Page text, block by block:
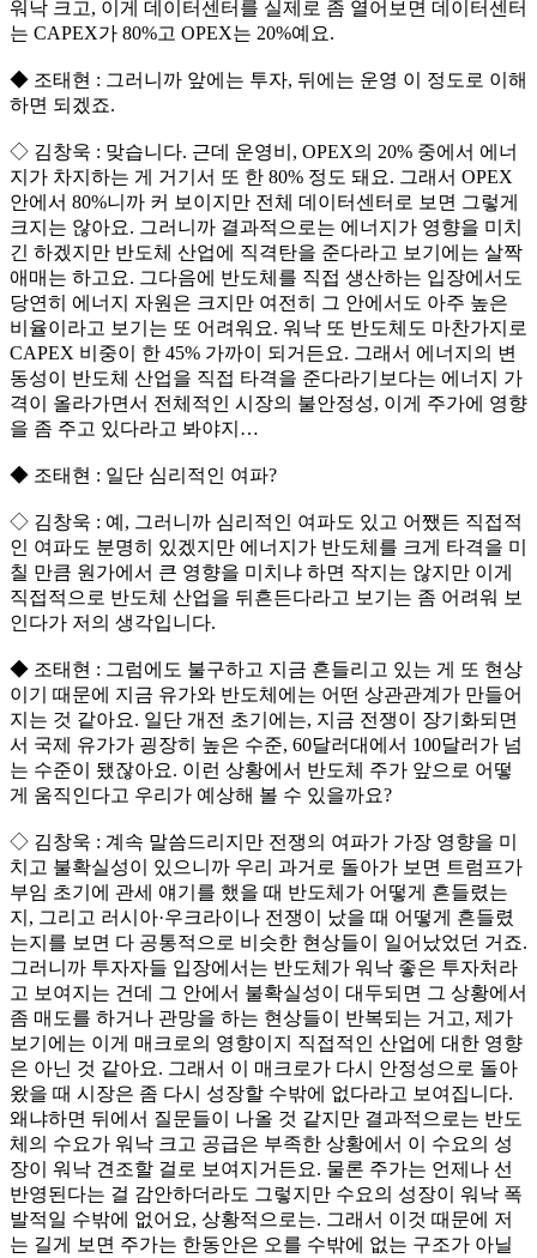
워낙 크고, 이게 데이터센터를 실제로 좀 열어보면 데이터센터
는 CAPEX가 80%고 OPEX는 20%예요.
◆ 조태현 : 그러니까 앞에는 투자, 뒤에는 운영 이 정도로 이해
하면 되겠죠.
◇ 김창욱 : 맞습니다. 근데 운영비, OPEX의 20% 중에서 에너
지가 차지하는 게 거기서 또 한 80% 정도 돼요. 그래서 OPEX
안에서 80%니까 커 보이지만 전체 데이터센터로 보면 그렇게
크지는 않아요. 그러니까 결과적으로는 에너지가 영향을 미치
긴 하겠지만 반도체 산업에 직격탄을 준다라고 보기에는 살짝
애매는 하고요. 그다음에 반도체를 직접 생산하는 입장에서도
당연히 에너지 자원은 크지만 여전히 그 안에서도 아주 높은
비율이라고 보기는 또 어려워요. 워낙 또 반도체도 마찬가지로
CAPEX 비중이 한 45% 가까이 되거든요. 그래서 에너지의 변
동성이 반도체 산업을 직접 타격을 준다라기보다는 에너지 가
격이 올라가면서 전체적인 시장의 불안정성, 이게 주가에 영향
을 좀 주고 있다라고 봐야지…
◆ 조태현 : 일단 심리적인 여파?
◇ 김창욱 : 예, 그러니까 심리적인 여파도 있고 어쨌든 직접적
인 여파도 분명히 있겠지만 에너지가 반도체를 크게 타격을 미
칠 만큼 원가에서 큰 영향을 미치냐 하면 작지는 않지만 이게
직접적으로 반도체 산업을 뒤흔든다라고 보기는 좀 어려워 보
인다가 저의 생각입니다.
◆ 조태현 : 그럼에도 불구하고 지금 흔들리고 있는 게 또 현상
이기 때문에 지금 유가와 반도체에는 어떤 상관관계가 만들어
지는 것 같아요. 일단 개전 초기에는, 지금 전쟁이 장기화되면
서 국제 유가가 굉장히 높은 수준, 60달러대에서 100달러가 넘
는 수준이 됐잖아요. 이런 상황에서 반도체 주가 앞으로 어떻
게 움직인다고 우리가 예상해 볼 수 있을까요?
◇ 김창욱 : 계속 말씀드리지만 전쟁의 여파가 가장 영향을 미
치고 불확실성이 있으니까 우리 과거로 돌아가 보면 트럼프가
부임 초기에 관세 얘기를 했을 때 반도체가 어떻게 흔들렸는
지, 그리고 러시아·우크라이나 전쟁이 났을 때 어떻게 흔들렸
는지를 보면 다 공통적으로 비슷한 현상들이 일어났었던 거죠.
그러니까 투자자들 입장에서는 반도체가 워낙 좋은 투자처라
고 보여지는 건데 그 안에서 불확실성이 대두되면 그 상황에서
좀 매도를 하거나 관망을 하는 현상들이 반복되는 거고, 제가
보기에는 이게 매크로의 영향이지 직접적인 산업에 대한 영향
은 아닌 것 같아요. 그래서 이 매크로가 다시 안정성으로 돌아
왔을 때 시장은 좀 다시 성장할 수밖에 없다라고 보여집니다.
왜냐하면 뒤에서 질문들이 나올 것 같지만 결과적으로는 반도
체의 수요가 워낙 크고 공급은 부족한 상황에서 이 수요의 성
장이 워낙 견조할 걸로 보여지거든요. 물론 주가는 언제나 선
반영된다는 걸 감안하더라도 그렇지만 수요의 성장이 워낙 폭
발적일 수밖에 없어요, 상황적으로는. 그래서 이것 때문에 저
는 길게 보면 주가는 한동안은 오를 수밖에 없는 구조가 아닐